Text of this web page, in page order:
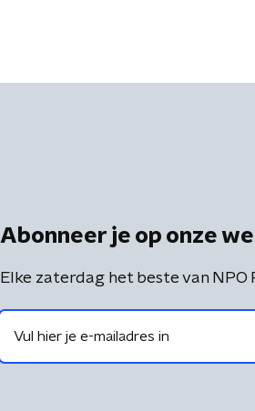
Abonneer je op onze
Elke zaterdag het beste van NPO